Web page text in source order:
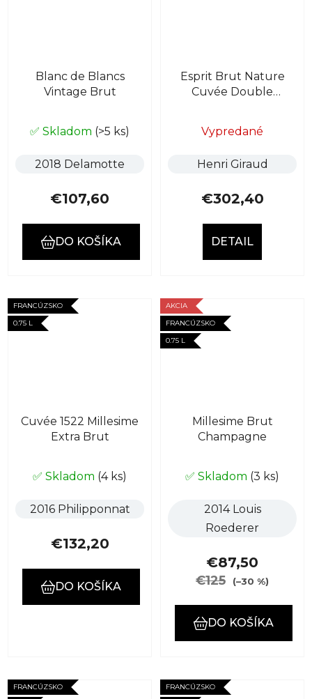
Blanc de Blancs
Vintage Brut
✅ Skladom (>5 ks)
2018 Delamotte
€107,60
DO KOŠÍKA
Esprit Brut Nature
Cuvée Double
Vypredané
Henri Giraud
€302,40
DETAIL
FRANCÚZSKO
0.75 L
Cuvée 1522 Millesime
Extra Brut
✅ Skladom (4 ks)
2016 Philipponnat
€132,20
DO KOŠÍKA
AKCIA
FRANCÚZSKO
0.75 L
Millesime Brut
Champagne
✅ Skladom (3 ks)
2014 Louis
Roederer
€87,50
€125 (–30 %)
DO KOŠÍKA
FRANCÚZSKO
FRANCÚZSKO